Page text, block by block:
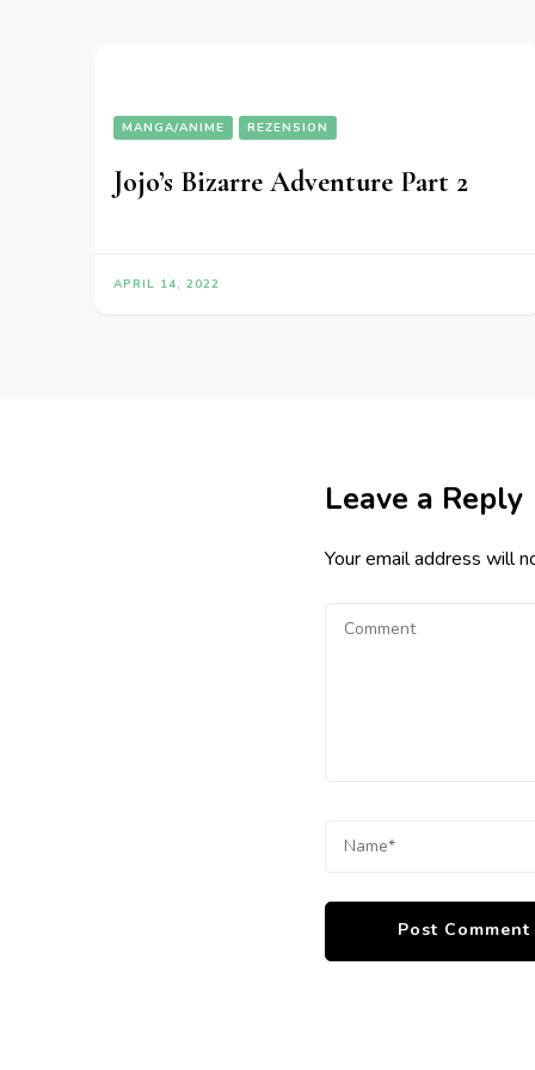
MANGA/ANIME REZENSION
Jojo’s Bizarre Adventure Part 2
APRIL 14, 2022
Leave a Reply
Your email address will